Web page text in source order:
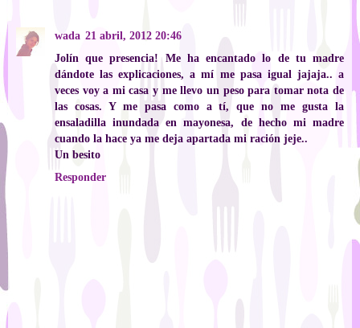
wada 21 abril, 2012 20:46
Jolín que presencia! Me ha encantado lo de tu madre
dándote las explicaciones, a mí me pasa igual jajaja.. a
veces voy a mi casa y me llevo un peso para tomar nota de
las cosas. Y me pasa como a tí, que no me gusta la
ensaladilla inundada en mayonesa, de hecho mi madre
cuando la hace ya me deja apartada mi ración jeje..
Un besito
Responder